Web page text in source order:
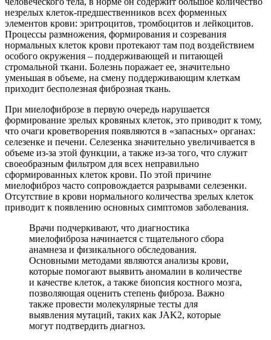
незрелых клеток-предшественников всех форменных
элементов крови: эритроцитов, тромбоцитов и лейкоцитов.
Процессы размножения, формирования и созревания
нормальных клеток крови протекают там под воздействием
особого окружения – поддерживающей и питающей
стромальной ткани. Болезнь поражает ее, значительно
уменьшая в объеме, на смену поддерживающим клеткам
приходит бесполезная фиброзная ткань.
При миелофиброзе в первую очередь нарушается
формирование зрелых кровяных клеток, это приводит к тому,
что очаги кроветворения появляются в «запасных» органах:
селезенке и печени. Селезенка значительно увеличивается в
объеме из-за этой функции, а также из-за того, что служит
своеобразным фильтром для всех неправильно
сформированных клеток крови. По этой причине
миелофиброз часто сопровождается разрывами селезенки.
Отсутствие в крови нормального количества зрелых клеток
приводит к появлению основных симптомов заболевания.
Врачи подчеркивают, что диагностика
миелофиброза начинается с тщательного сбора
анамнеза и физикального обследования.
Основными методами являются анализы крови,
которые помогают выявить аномалии в количестве
и качестве клеток, а также биопсия костного мозга,
позволяющая оценить степень фиброза. Важно
также провести молекулярные тесты для
выявления мутаций, таких как JAK2, которые
могут подтвердить диагноз.